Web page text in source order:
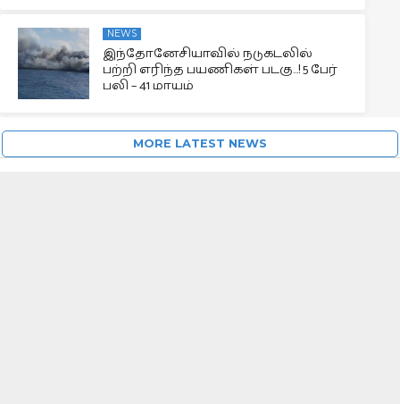
NEWS
இந்தோனேசியாவில் நடுகடலில்
பற்றி எரிந்த பயணிகள் படகு…! 5 பேர்
பலி – 41 மாயம்
MORE LATEST NEWS